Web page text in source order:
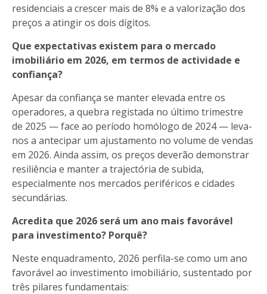
residenciais a crescer mais de 8% e a valorização dos
preços a atingir os dois dígitos.
Que expectativas existem para o mercado
imobiliário em 2026, em termos de actividade e
confiança?
Apesar da confiança se manter elevada entre os
operadores, a quebra registada no último trimestre
de 2025 — face ao período homólogo de 2024 — leva-
nos a antecipar um ajustamento no volume de vendas
em 2026. Ainda assim, os preços deverão demonstrar
resiliência e manter a trajectória de subida,
especialmente nos mercados periféricos e cidades
secundárias.
Acredita que 2026 será um ano mais favorável
para investimento? Porquê?
Neste enquadramento, 2026 perfila-se como um ano
favorável ao investimento imobiliário, sustentado por
três pilares fundamentais: